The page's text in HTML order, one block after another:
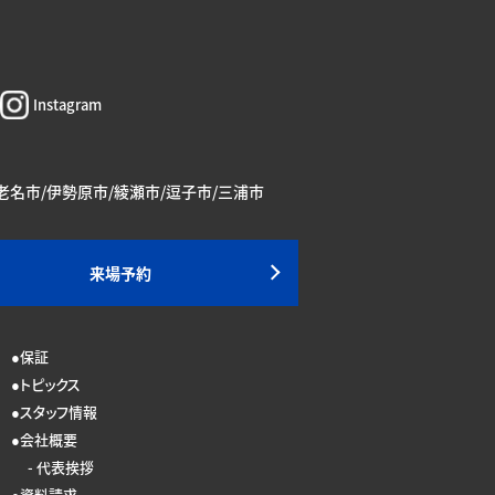
Instagram
名市/伊勢原市/綾瀬市/逗子市/三浦市
来場予約
保証
トピックス
スタッフ情報
会社概要
代表挨拶